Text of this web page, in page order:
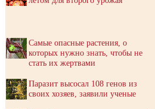
Самые опасные растения, о
которых нужно знать, чтобы не
стать их жертвами
Паразит высосал 108 генов из
своих хозяев, заявили ученые